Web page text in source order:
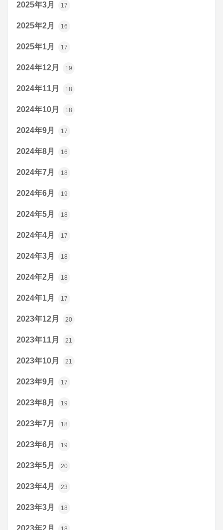
2025年3月 17
2025年2月 16
2025年1月 17
2024年12月 19
2024年11月 18
2024年10月 18
2024年9月 17
2024年8月 16
2024年7月 18
2024年6月 19
2024年5月 18
2024年4月 17
2024年3月 18
2024年2月 18
2024年1月 17
2023年12月 20
2023年11月 21
2023年10月 21
2023年9月 17
2023年8月 19
2023年7月 18
2023年6月 19
2023年5月 20
2023年4月 23
2023年3月 18
2023年2月